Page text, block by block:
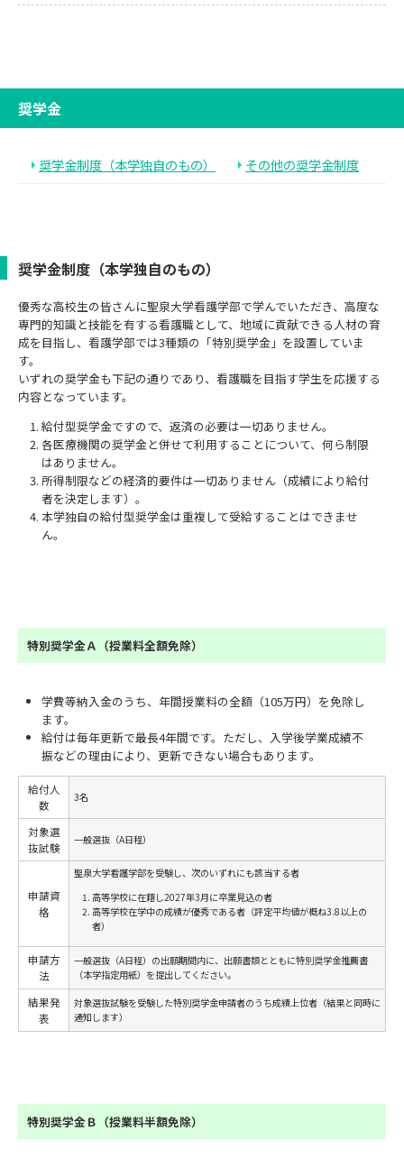
奨学金
奨学金制度（本学独自のもの） その他の奨学金制度
奨学金制度（本学独自のもの）
優秀な高校生の皆さんに聖泉大学看護学部で学んでいただき、高度な
専門的知識と技能を有する看護職として、地域に貢献できる人材の育
成を目指し、看護学部では3種類の「特別奨学金」を設置していま
す。
いずれの奨学金も下記の通りであり、看護職を目指す学生を応援する
内容となっています。
給付型奨学金ですので、返済の必要は一切ありません。
各医療機関の奨学金と併せて利用することについて、何ら制限
はありません。
所得制限などの経済的要件は一切ありません（成績により給付
者を決定します）。
本学独自の給付型奨学金は重複して受給することはできませ
ん。
特別奨学金Ａ（授業料全額免除）
学費等納入金のうち、年間授業料の全額（105万円）を免除し
ます。
給付は毎年更新で最長4年間です。ただし、入学後学業成績不
振などの理由により、更新できない場合もあります。
給付人
数
3名
対象選
抜試験
一般選抜（A日程）
申請資
格
聖泉大学看護学部を受験し、次のいずれにも該当する者
高等学校に在籍し2027年3月に卒業見込の者
高等学校在学中の成績が優秀である者（評定平均値が概ね3.8以上の
者）
申請方
法
一般選抜（A日程）の出願期間内に、出願書類とともに特別奨学金推薦書
（本学指定用紙）を提出してください。
結果発
表
対象選抜試験を受験した特別奨学金申請者のうち成績上位者（結果と同時に
通知します）
特別奨学金Ｂ（授業料半額免除）